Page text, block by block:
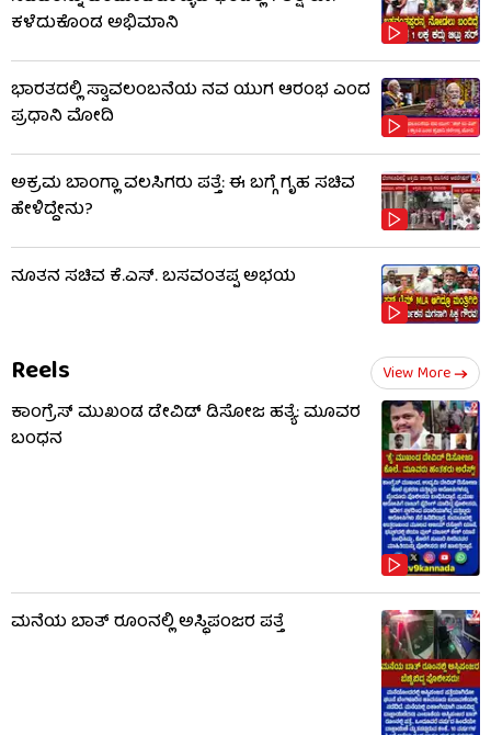
ಕಳೆದುಕೊಂಡ ಅಭಿಮಾನಿ
ಭಾರತದಲ್ಲಿ ಸ್ವಾವಲಂಬನೆಯ ನವ ಯುಗ ಆರಂಭ ಎಂದ
ಪ್ರಧಾನಿ ಮೋದಿ
ಅಕ್ರಮ ಬಾಂಗ್ಲಾ ವಲಸಿಗರು ಪತ್ತೆ: ಈ ಬಗ್ಗೆ ಗೃಹ ಸಚಿವ
ಹೇಳಿದ್ದೇನು?
ನೂತನ ಸಚಿವ ಕೆ.ಎಸ್. ಬಸವಂತಪ್ಪ ಅಭಯ
Reels View More
ಕಾಂಗ್ರೆಸ್ ಮುಖಂಡ ಡೇವಿಡ್ ಡಿಸೋಜ ಹತ್ಯೆ: ಮೂವರ
ಬಂಧನ
ಮನೆಯ ಬಾತ್ ರೂಂನಲ್ಲಿ ಅಸ್ಥಿಪಂಜರ ಪತ್ತೆ